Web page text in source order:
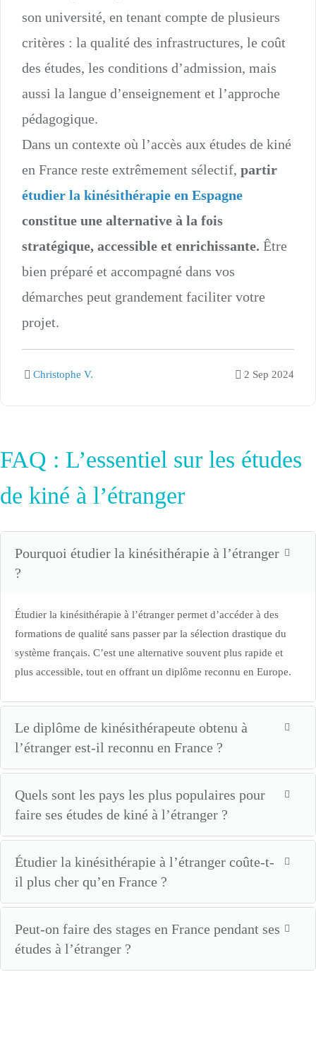
son université, en tenant compte de plusieurs
critères : la qualité des infrastructures, le coût
des études, les conditions d’admission, mais
aussi la langue d’enseignement et l’approche
pédagogique.
Dans un contexte où l’accès aux études de kiné
en France reste extrêmement sélectif, partir
étudier la kinésithérapie en Espagne
constitue une alternative à la fois
stratégique, accessible et enrichissante. Être
bien préparé et accompagné dans vos
démarches peut grandement faciliter votre
projet.
Christophe V. 2 Sep 2024
FAQ : L’essentiel sur les études
de kiné à l’étranger
Pourquoi étudier la kinésithérapie à l’étranger
?
Étudier la kinésithérapie à l’étranger permet d’accéder à des
formations de qualité sans passer par la sélection drastique du
système français. C’est une alternative souvent plus rapide et
plus accessible, tout en offrant un diplôme reconnu en Europe.
Le diplôme de kinésithérapeute obtenu à
l’étranger est-il reconnu en France ?
Quels sont les pays les plus populaires pour
faire ses études de kiné à l’étranger ?
Étudier la kinésithérapie à l’étranger coûte-t-
il plus cher qu’en France ?
Peut-on faire des stages en France pendant ses
études à l’étranger ?